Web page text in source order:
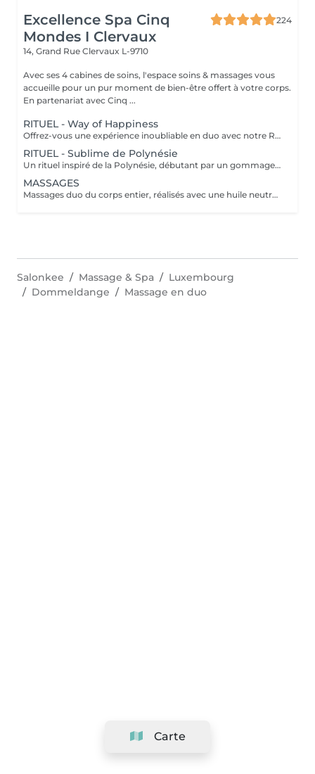
Excellence Spa Cinq
Mondes I Clervaux
224
14, Grand Rue Clervaux L-9710
Avec ses 4 cabines de soins, l'espace soins & massages vous
accueille pour un pur moment de bien-être offert à votre corps.
En partenariat avec Cinq ...
RITUEL - Way of Happiness
Offrez-vous une expérience inoubliable en duo avec notre Rituel, où la signature Cinq Mondes vous transporte dans un monde de bien-être absolu à travers quatre soins d'exception, conçus pour raviver les sens et renforcer les liens, pour des moments de complicité et de détente partagés. * Gommage purifiant au Savon Noir Beldi * Enveloppement purifiant à la "Crème de Rassoul" * Massage oriental traditionnel relaxant * Soin du visage "KoBiDo" liftant et repulpant La durée de la prestation (190 min) inclut l'installation, le temps de relaxation intégré à nos soins (10 min), ainsi que le temps nécessaire pour se rincer/retirer le produit sous la douche. Tous nos rituels sont accompagnés d' un thé avec ses gourmandises.
RITUEL - Sublime de Polynésie
Un rituel inspiré de la Polynésie, débutant par un gommage au sucre délicatement parfumé au Monoï de Tahiti. Il se poursuit par un massage rythmé et enveloppant, effectué généreusement avec les avant-bras, et stimule les points énergétiques, offrant une profonde sensation de détente et d'évasion. La durée de la prestation (90 min) inclut l'installation, le temps de relaxation intégré à nos soins (10 min), ainsi que le temps nécessaire pour se rincer/retirer le produit sous la douche (10min). Tous nos rituels sont accompagnés d' un thé avec ses gourmandises.
MASSAGES
Massages duo du corps entier, réalisés avec une huile neutre, orientale (manuvres lentes et profondes pour un pur moment de bien-être) ou polynésienne (rythmée et enveloppante aux mouvements fluides des avant-bras), vous invitent à un véritable voyage de douceur et d'harmonie. ou Le massage du visage stimulant en douceur les points énergétiques et libérant les tensions de la nuque, ou un massage personnalisé du corps ciblant les zones de votre choix, pour une détente profonde et sur mesure. La durée de la prestation (30min; 40min; 60min; 70min ou 90min) inclut l'installation et le temps de relaxation intégré à nos soins (10min).
Carte
Salonkee Massage & Spa
Luxembourg
Dommeldange
Massage en duo